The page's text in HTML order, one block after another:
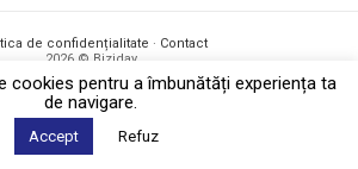
de confidențialitate · Contact
2026 © Biziday
pentru a îmbunătăți experiența ta
de navigare.
Accept Refuz